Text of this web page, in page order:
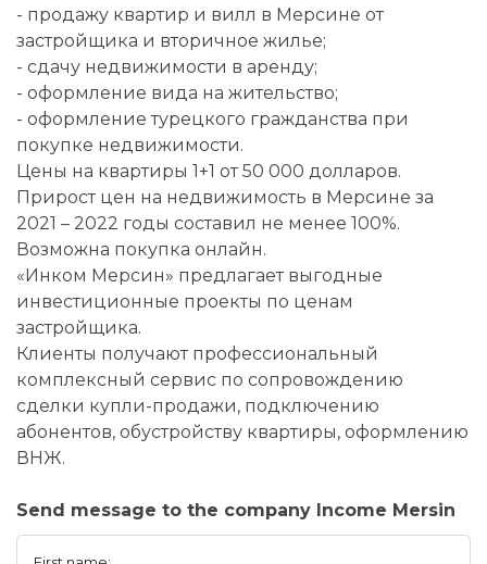
- продажу квартир и вилл в Мерсине от
застройщика и вторичное жилье;
- сдачу недвижимости в аренду;
- оформление вида на жительство;
- оформление турецкого гражданства при
покупке недвижимости.
Цены на квартиры 1+1 от 50 000 долларов.
Прирост цен на недвижимость в Мерсине за
2021 – 2022 годы составил не менее 100%.
Возможна покупка онлайн.
«Инком Мерсин» предлагает выгодные
инвестиционные проекты по ценам
застройщика.
Клиенты получают профессиональный
комплексный сервис по сопровождению
сделки купли-продажи, подключению
абонентов, обустройству квартиры, оформлению
ВНЖ.
Send message to the company Income Mersin